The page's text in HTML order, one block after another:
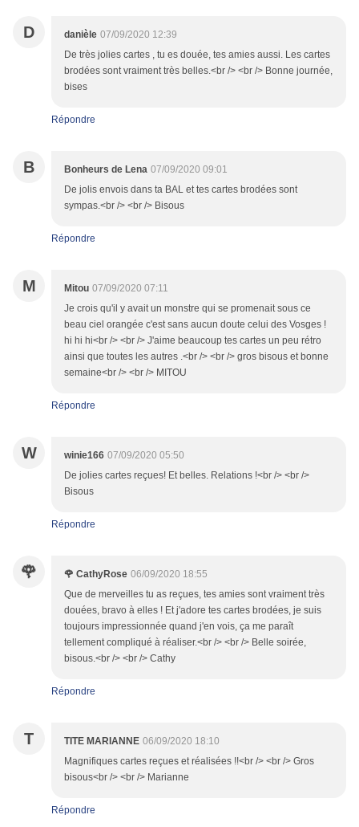
D danièle 07/09/2020 12:39
De très jolies cartes , tu es douée, tes amies aussi. Les cartes
brodées sont vraiment très belles.<br /> <br /> Bonne journée,
bises
Répondre
B Bonheurs de Lena 07/09/2020 09:01
De jolis envois dans ta BAL et tes cartes brodées sont
sympas.<br /> <br /> Bisous
Répondre
M Mitou 07/09/2020 07:11
Je crois qu'il y avait un monstre qui se promenait sous ce
beau ciel orangée c'est sans aucun doute celui des Vosges !
hi hi hi<br /> <br /> J'aime beaucoup tes cartes un peu rétro
ainsi que toutes les autres .<br /> <br /> gros bisous et bonne
semaine<br /> <br /> MITOU
Répondre
W winie166 07/09/2020 05:50
De jolies cartes reçues! Et belles. Relations !<br /> <br />
Bisous
Répondre
🌹 🌹 CathyRose 06/09/2020 18:55
Que de merveilles tu as reçues, tes amies sont vraiment très
douées, bravo à elles ! Et j'adore tes cartes brodées, je suis
toujours impressionnée quand j'en vois, ça me paraît
tellement compliqué à réaliser.<br /> <br /> Belle soirée,
bisous.<br /> <br /> Cathy
Répondre
T TITE MARIANNE 06/09/2020 18:10
Magnifiques cartes reçues et réalisées !!<br /> <br /> Gros
bisous<br /> <br /> Marianne
Répondre